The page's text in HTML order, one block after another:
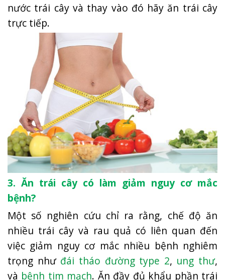
nước trái cây và thay vào đó hãy ăn trái cây
trực tiếp.
3. Ăn trái cây có làm giảm nguy cơ mắc
bệnh?
Một số nghiên cứu chỉ ra rằng, chế độ ăn
nhiều trái cây và rau quả có liên quan đến
việc giảm nguy cơ mắc nhiều bệnh nghiêm
trọng như đái tháo đường type 2, ung thư,
và bệnh tim mạch. Ăn đầy đủ khẩu phần trái